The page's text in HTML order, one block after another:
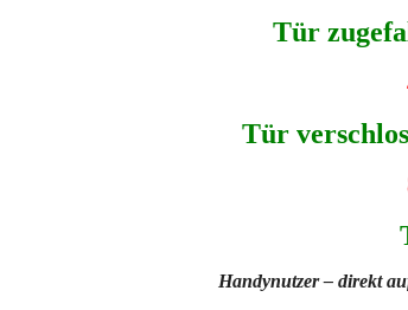
Tür
Tür
Handynutzer – direkt